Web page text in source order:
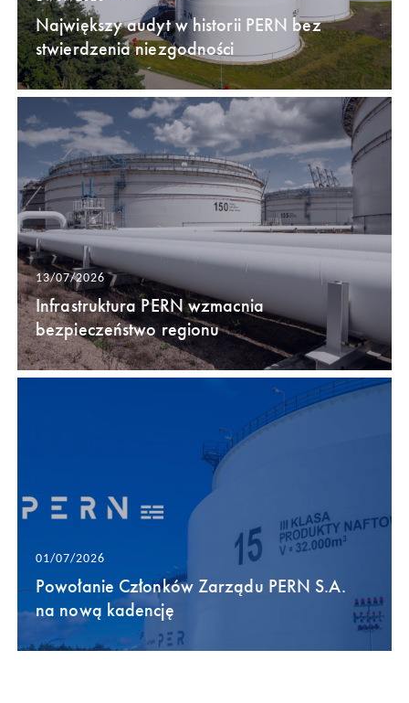
Największy audyt w historii PERN bez
stwierdzenia niezgodności
13/07/2026
Infrastruktura PERN wzmacnia
bezpieczeństwo regionu
01/07/2026
Powołanie Członków Zarządu PERN S.A.
na nową kadencję